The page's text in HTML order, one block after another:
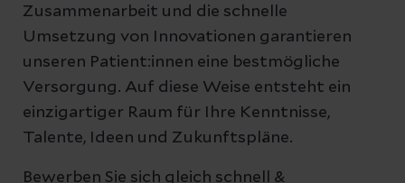
Zusammenarbeit und die schnelle
Umsetzung von Innovationen garantieren
unseren Patient:innen eine bestmögliche
Versorgung. Auf diese Weise entsteht ein
einzigartiger Raum für Ihre Kenntnisse,
Talente, Ideen und Zukunftspläne.
Bewerben Sie sich gleich schnell &